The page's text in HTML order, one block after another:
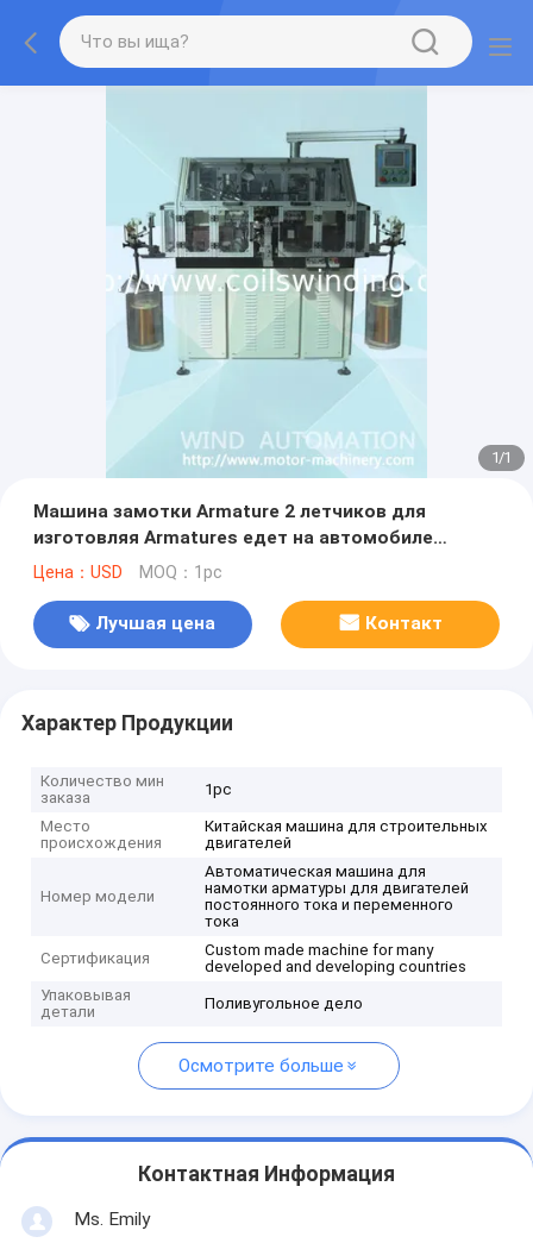
1/1
Машина замотки Armature 2 летчиков для
изготовляя Armatures едет на автомобиле
машины здания
Цена：USD MOQ：1pc
Лучшая цена Контакт
Характер Продукции
Количество мин
заказа
1pc
Место
происхождения
Китайская машина для строительных
двигателей
Номер модели
Автоматическая машина для
намотки арматуры для двигателей
постоянного тока и переменного
тока
Сертификация
Custom made machine for many
developed and developing countries
Упаковывая
детали
Поливугольное дело
Осмотрите больше
Контактная Информация
Ms. Emily